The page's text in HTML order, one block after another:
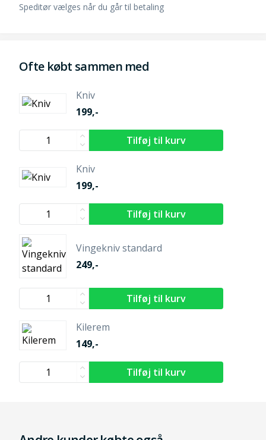
Speditør vælges når du går til betaling
Ofte købt sammen med
Kniv
199,-
Kniv
199,-
Vingekniv standard
249,-
Kilerem
149,-